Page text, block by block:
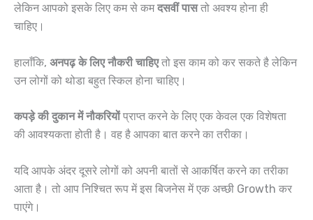
लेकिन आपको इसके लिए कम से कमदसवीं पासतो अवश्य होना ही
चाहिए।
हालाँकि, अनपढ़ के लिए नौकरी चाहिएतो इस काम को कर सकते है लेकिन
उन लोगों को थोडा बहुत स्किल होना चाहिए।
कपड़े की दुकान में नौकरियोंप्राप्त करने के लिए एक केवल एक विशेषता
की आवश्यकता होती है। वह है आपका बात करने का तरीका।
यदि आपके अंदर दूसरे लोगों को अपनी बातों से आकर्षित करने का तरीका
आता है। तो आप निश्चित रूप में इस बिजनेस में एक अच्छी Growth कर
पाएंगे।